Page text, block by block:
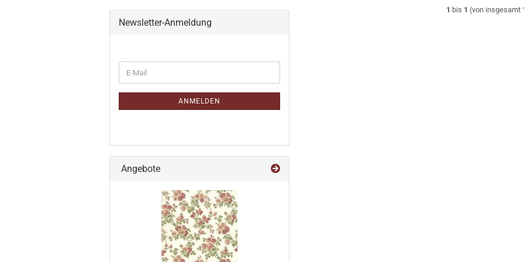
1 bis 1 (von insgesamt
Newsletter-Anmeldung
ZUR
E-
Mail
ANMELDEN
Angebote